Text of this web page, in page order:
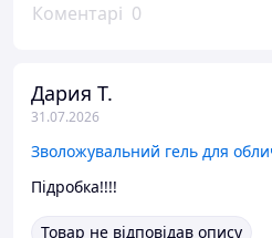
Коментарі 0
Дария Т.
31.07.2026
Підробка!!!!
Товар не відповідав опису